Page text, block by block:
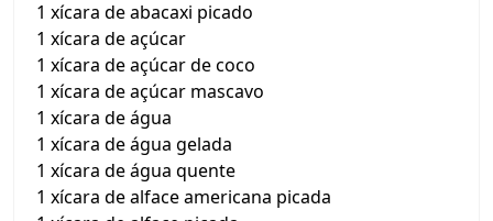
1 xícara de abacaxi picado
1 xícara de açúcar
1 xícara de açúcar de coco
1 xícara de açúcar mascavo
1 xícara de água
1 xícara de água gelada
1 xícara de água quente
1 xícara de alface americana picada